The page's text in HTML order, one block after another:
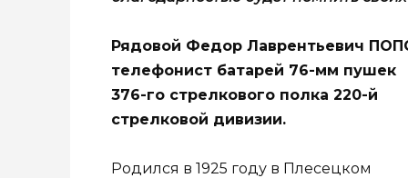
Рядовой Федор Лаврентьевич
телефонист батарей 76-мм пушек
376-го стрелкового полка 220-й
стрелковой дивизии.
Родился в 1925 году в Плесецком